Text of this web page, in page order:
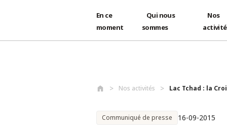
En ce
moment
Qui nous
sommes
Nos
Nos activités Lac Tchad : la
Communiqué de presse 16-09-2015